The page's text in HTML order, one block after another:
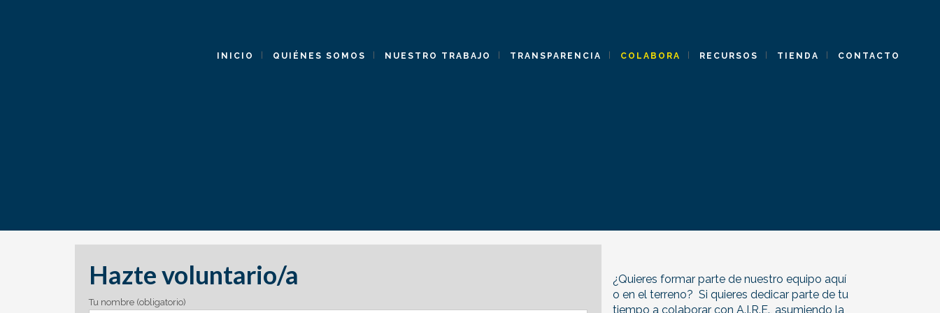
INICIO QUIÉNES SOMOS NUESTRO TRABAJO TRANSPARENCIA COLABORA RECURSOS TIENDA CONTACTO
Hazte voluntario/a
Por favor, deja este campo vacío.
Tu nombre (obligatorio)
¿Quieres formar parte de nuestro equipo aquí
o en el terreno? Si quieres dedicar parte de tu
tiempo a colaborar con A.I.R.E., asumiendo la